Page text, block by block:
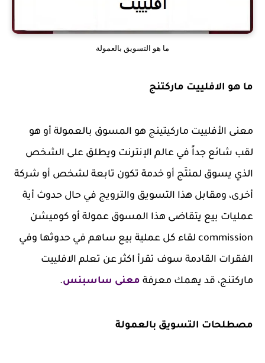
ما هو التسويق بالعمولة
ما هو الافلييت ماركتنج
معنى الأفلييت ماركيتينج هو المسوق بالعمولة أو هو
لقب شائع جداً في عالم الإنترنت ويطلق على الشخص
الذي يسوق لمنتَج أو خدمة تكون تابعة لشخص أو شركة
أخرى، ومقابل هذا التسويق والترويج في حال حدوث أية
عمليات بيع يتقاضى هذا المسوق عمولة أو كوميشن
commission لقاء كل عملية بيع ساهم في حدوثها وفي
الفقرات القادمة سوف تقرأ اكثر عن تعلم الافلييت
ماركتنج، قد يهمك معرفة معنى ساسبنس.
مصطلحات التسويق بالعمولة